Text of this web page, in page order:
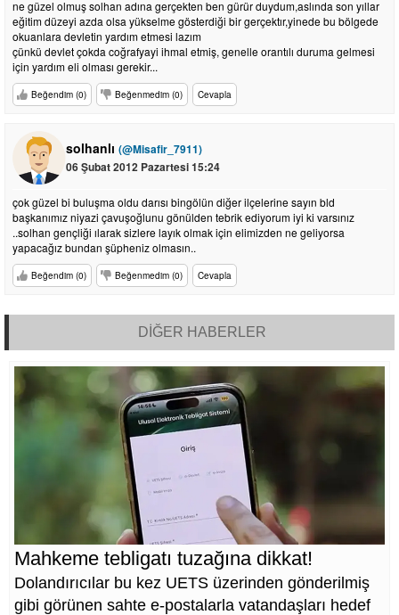
ne güzel olmuş solhan adına gerçekten ben gürür duydum,aslında son yıllar
eğitim düzeyi azda olsa yükselme gösterdiği bir gerçektır,yinede bu bölgede
okuanlara devletin yardım etmesi lazım
çünkü devlet çokda coğrafyayi ihmal etmiş, genelle orantılı duruma gelmesi
için yardım eli olması gerekir...
Beğendim (0) Beğenmedim (0) Cevapla
solhanlı (@Misafir_7911)
06 Şubat 2012 Pazartesi 15:24
çok güzel bi buluşma oldu darısı bingölün diğer ilçelerine sayın bld
başkanımız niyazi çavuşoğlunu gönülden tebrik ediyorum iyi ki varsınız
..solhan gençliği ılarak sizlere layık olmak için elimizden ne geliyorsa
yapacağız bundan şüpheniz olmasın..
Beğendim (0) Beğenmedim (0) Cevapla
DİĞER HABERLER
Mahkeme tebligatı tuzağına dikkat!
Dolandırıcılar bu kez UETS üzerinden gönderilmiş
gibi görünen sahte e-postalarla vatandaşları hedef